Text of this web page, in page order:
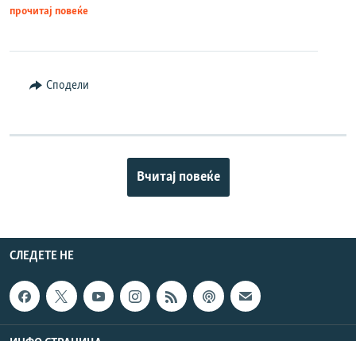
прочитај повеќе
Сподели
Вчитај повеќе
СЛЕДЕТЕ НЕ